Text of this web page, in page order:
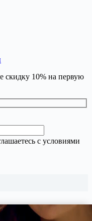
скидку 10% на первую
с условиями